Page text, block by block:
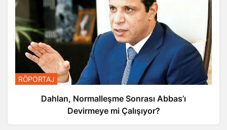
RÖPORTAJ
Dahlan, Normalleşme Sonrası Abbas’ı
Devirmeye mi Çalışıyor?